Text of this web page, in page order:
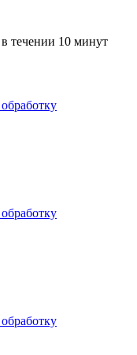
течении 10 минут